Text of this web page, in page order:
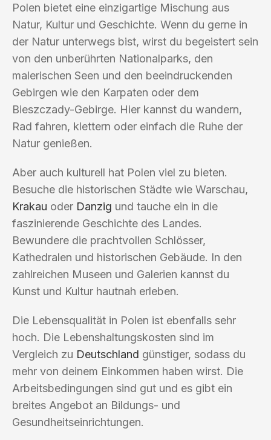
Polen bietet eine einzigartige Mischung aus
Natur, Kultur und Geschichte. Wenn du gerne in
der Natur unterwegs bist, wirst du begeistert sein
von den unberührten Nationalparks, den
malerischen Seen und den beeindruckenden
Gebirgen wie den Karpaten oder dem
Bieszczady-Gebirge. Hier kannst du wandern,
Rad fahren, klettern oder einfach die Ruhe der
Natur genießen.
Aber auch kulturell hat Polen viel zu bieten.
Besuche die historischen Städte wie Warschau,
Krakau oder Danzig und tauche ein in die
faszinierende Geschichte des Landes.
Bewundere die prachtvollen Schlösser,
Kathedralen und historischen Gebäude. In den
zahlreichen Museen und Galerien kannst du
Kunst und Kultur hautnah erleben.
Die Lebensqualität in Polen ist ebenfalls sehr
hoch. Die Lebenshaltungskosten sind im
Vergleich zu Deutschland günstiger, sodass du
mehr von deinem Einkommen haben wirst. Die
Arbeitsbedingungen sind gut und es gibt ein
breites Angebot an Bildungs- und
Gesundheitseinrichtungen.